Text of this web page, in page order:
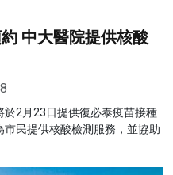
中大醫院提供核酸
2月23日提供復必泰疫苗接種
民提供核酸檢測服務，並協助